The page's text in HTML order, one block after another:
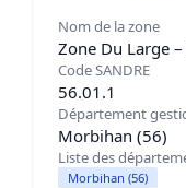
Nom de la zone
Zone Du Large
Code SANDRE
56.01.1
Département
Morbihan (56)
Liste des
Morbihan (56)